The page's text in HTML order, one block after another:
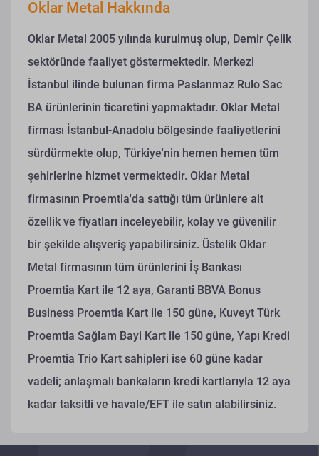
Oklar Metal Hakkında
Oklar Metal 2005 yılında kurulmuş olup, Demir Çelik
sektöründe faaliyet göstermektedir. Merkezi
İstanbul ilinde bulunan firma Paslanmaz Rulo Sac
BA ürünlerinin ticaretini yapmaktadır. Oklar Metal
firması İstanbul-Anadolu bölgesinde faaliyetlerini
sürdürmekte olup, Türkiye'nin hemen hemen tüm
şehirlerine hizmet vermektedir. Oklar Metal
firmasının Proemtia'da sattığı tüm ürünlere ait
özellik ve fiyatları inceleyebilir, kolay ve güvenilir
bir şekilde alışveriş yapabilirsiniz. Üstelik Oklar
Metal firmasının tüm ürünlerini İş Bankası
Proemtia Kart ile 12 aya, Garanti BBVA Bonus
Business Proemtia Kart ile 150 güne, Kuveyt Türk
Proemtia Sağlam Bayi Kart ile 150 güne, Yapı Kredi
Proemtia Trio Kart sahipleri ise 60 güne kadar
vadeli; anlaşmalı bankaların kredi kartlarıyla 12 aya
kadar taksitli ve havale/EFT ile satın alabilirsiniz.